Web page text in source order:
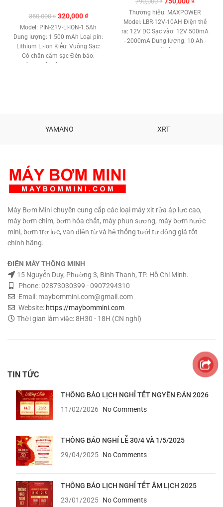
350,000₫ Giá
gốc
là:
350,000 ₫.
320,000₫Giá
hiện
tại
là:
320,000 ₫.
Model: PIN-21V-LI-ION-1.5Ah
Dung lượng: 1.500 mAh Loại pin:
Lithium Li-ion Kiểu: Vuông Sạc:
Có chân cấm sạc Đèn báo:
gốc
là:
790,000 ₫.
hiện
tại
là:
750,000
Thương hiệu: MAXPOWER
Model: LBR-12V-10AH Điện thế
ra: 12V DC Sạc vào: 12V 500mA
- 2000mA Dung lượng: 10 Ah -
600g. Bảo hành: 1 tháng
YAMANO XRT
Máy Bơm Mini chuyên cung cấp các loại máy xịt rửa áp lực cao,
máy bơm chìm, bơm hóa chất, máy phun sương, máy bơm nước
mini, bơm trợ lực, van điện từ và hệ thống tưới tự động giá tốt
chính hãng.
ĐIỆN MÁY THÔNG MINH
15 Nguyễn Duy, Phường 3, Bình Thạnh, TP. Hồ Chí Minh.
Phone: 02873030399 - 0907294310
Email: maybommini.com@gmail.com
Website: https://maybommini.com
Thời gian làm việc: 8H30 - 18H (CN nghỉ)
TIN TỨC
THÔNG BÁO LỊCH NGHỈ TẾT NGYÊN ĐÁN 2026
11/02/2026
No Comments
THÔNG BÁO NGHỈ LỄ 30/4 VÀ 1/5/2025
29/04/2025 No Comments
THÔNG BÁO LỊCH NGHỈ TẾT ÂM LỊCH 2025
23/01/2025 No Comments